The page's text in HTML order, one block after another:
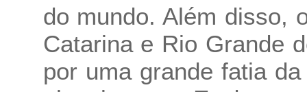
do mundo. Além disso,
Catarina e Rio Grande
por uma grande fatia